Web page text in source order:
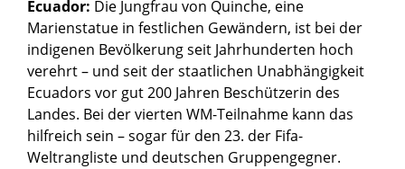
Ecuador: Die Jungfrau von Quinche, eine
Marienstatue in festlichen Gewändern, ist bei der
indigenen Bevölkerung seit Jahrhunderten hoch
verehrt – und seit der staatlichen Unabhängigkeit
Ecuadors vor gut 200 Jahren Beschützerin des
Landes. Bei der vierten WM-Teilnahme kann das
hilfreich sein – sogar für den 23. der Fifa-
Weltrangliste und deutschen Gruppengegner.